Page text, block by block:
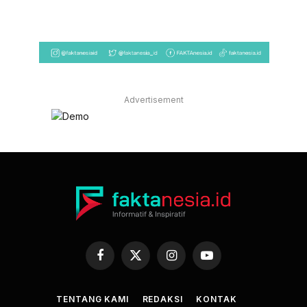
Advertisement
Facebook
X
InstagramYouTube
TENTANG KAMI REDAKSI KONTAK